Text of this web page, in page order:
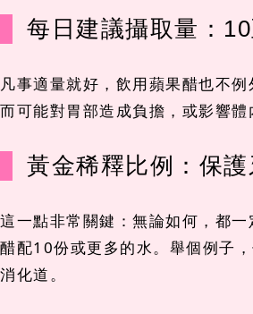
每日建議攝取量：
凡事適量就好，飲用蘋果醋也不
而可能對胃部造成負擔，或影響
黃金稀釋比例：保
這一點非常關鍵：無論如何，都
醋配10份或更多的水。舉個例子
消化道。